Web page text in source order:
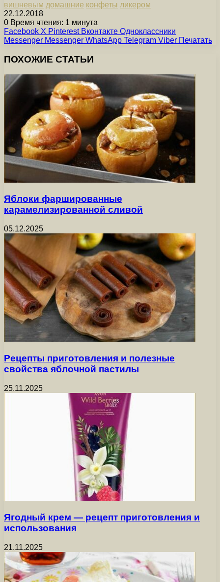
вишневым домашние конфеты ликером
22.12.2018
0 Время чтения: 1 минута
Facebook X Pinterest Вконтакте Одноклассники
Messenger Messenger WhatsApp Telegram Viber Печатать
ПОХОЖИЕ СТАТЬИ
Яблоки фаршированные
карамелизированной сливой
05.12.2025
Рецепты приготовления и полезные
свойства яблочной пастилы
25.11.2025
Ягодный крем — рецепт приготовления и
использования
21.11.2025